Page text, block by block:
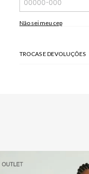
*As peças podem variar
A tonalidade das cores
Não sei meu cep
TROCAS E DEVOLUÇÕES